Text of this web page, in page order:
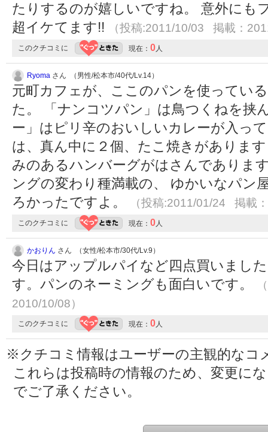
たりするのが嬉しいですね。 意外にも
超イケてます!!
（投稿:2011/10/03 掲載：
このクチコミに 現在： 0人
Ryoma さん （男性/松本市/40代/Lv.14）
元町カフェが、ここのパンを使ってい
た。 「ナンコツパン」は鳥つくねを挟
ー」はピリ辛のおいしいカレーが入っ
は、真ん中に２個、たこ焼きがありま
みのあるハンバーグがはさんでありま
ングの変わり種満載の、 ゆかいなパン
ろかったですよ。
（投稿:2011/01/24 掲載
このクチコミに 現在： 0人
かおりん さん （女性/松本市/30代/Lv.9）
今日はアップルパイなど四点買いまし
す。パンのネーミングも面白いです。
2010/10/08）
このクチコミに 現在： 0人
※クチコミ情報はユーザーの主観的なコ
これらは投稿時の情報のため、変更に
でご了承ください。